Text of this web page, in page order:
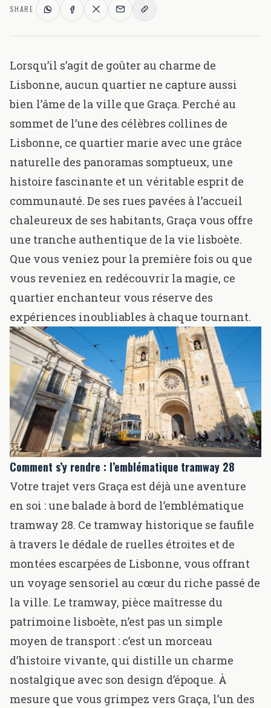
SHARE
Lorsqu’il s’agit de goûter au charme de
Lisbonne, aucun quartier ne capture aussi
bien l’âme de la ville que Graça. Perché au
sommet de l’une des célèbres collines de
Lisbonne, ce quartier marie avec une grâce
naturelle des panoramas somptueux, une
histoire fascinante et un véritable esprit de
communauté. De ses rues pavées à l’accueil
chaleureux de ses habitants, Graça vous offre
une tranche authentique de la vie lisboète.
Que vous veniez pour la première fois ou que
vous reveniez en redécouvrir la magie, ce
quartier enchanteur vous réserve des
expériences inoubliables à chaque tournant.
Comment s’y rendre : l’emblématique tramway 28
Votre trajet vers Graça est déjà une aventure
en soi : une balade à bord de l’emblématique
tramway 28. Ce tramway historique se faufile
à travers le dédale de ruelles étroites et de
montées escarpées de Lisbonne, vous offrant
un voyage sensoriel au cœur du riche passé de
la ville. Le tramway, pièce maîtresse du
patrimoine lisboète, n’est pas un simple
moyen de transport : c’est un morceau
d’histoire vivante, qui distille un charme
nostalgique avec son design d’époque. À
mesure que vous grimpez vers Graça, l’un des